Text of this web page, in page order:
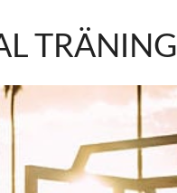
TRÄNING